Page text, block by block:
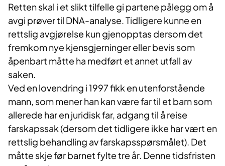
Retten skal i et slikt tilfelle gi partene pålegg om å
avgi prøver til DNA-analyse. Tidligere kunne en
rettslig avgjørelse kun gjenopptas dersom det
fremkom nye kjensgjerninger eller bevis som
åpenbart måtte ha medført et annet utfall av
saken.
Ved en lovendring i 1997 fikk en utenforstående
mann, som mener han kan være far til et barn som
allerede har en juridisk far, adgang til å reise
farskapssak (dersom det tidligere ikke har vært en
rettslig behandling av farskapsspørsmålet). Det
måtte skje før barnet fylte tre år. Denne tidsfristen